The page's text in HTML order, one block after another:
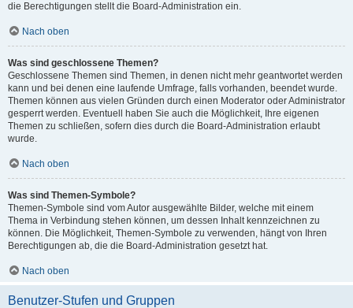
die Berechtigungen stellt die Board-Administration ein.
Nach oben
Was sind geschlossene Themen?
Geschlossene Themen sind Themen, in denen nicht mehr geantwortet werden
kann und bei denen eine laufende Umfrage, falls vorhanden, beendet wurde.
Themen können aus vielen Gründen durch einen Moderator oder Administrator
gesperrt werden. Eventuell haben Sie auch die Möglichkeit, Ihre eigenen
Themen zu schließen, sofern dies durch die Board-Administration erlaubt
wurde.
Nach oben
Was sind Themen-Symbole?
Themen-Symbole sind vom Autor ausgewählte Bilder, welche mit einem
Thema in Verbindung stehen können, um dessen Inhalt kennzeichnen zu
können. Die Möglichkeit, Themen-Symbole zu verwenden, hängt von Ihren
Berechtigungen ab, die die Board-Administration gesetzt hat.
Nach oben
Benutzer-Stufen und Gruppen